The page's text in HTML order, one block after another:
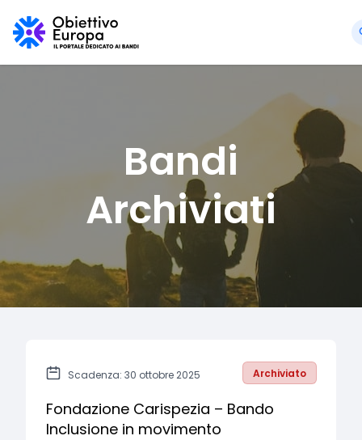
Bandi
Archiviati
Scadenza: 30 ottobre 2025 Archiviato
Fondazione Carispezia – Bando
Inclusione in movimento